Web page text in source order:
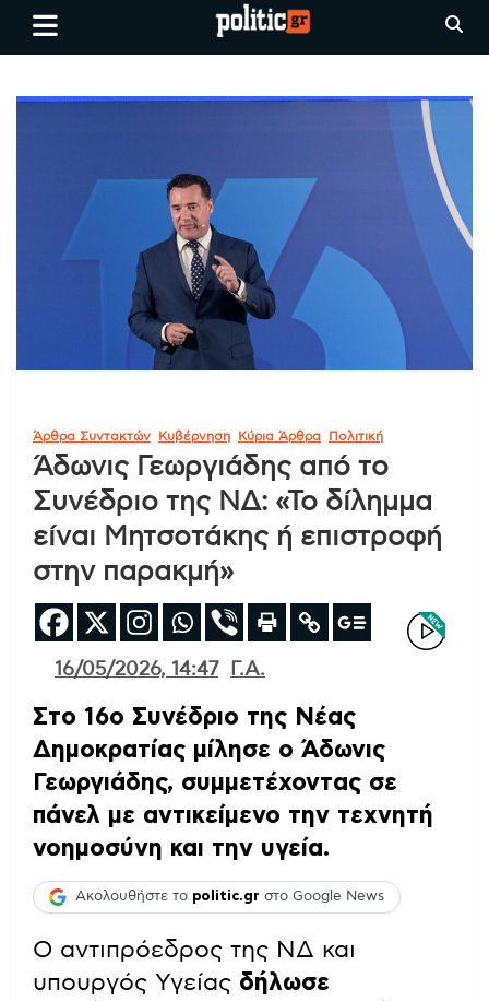
Skip
Ειδήσεις απο τη
Θεσσαλονίκη, την Ελλάδα και
όλο τον Κόσμο
politic.gr
Άρθρα Συντακτών Κυβέρνηση Κύρια Άρθρα Πολιτική
Άδωνις Γεωργιάδης από το
Συνέδριο της ΝΔ: «Το δίλημμα
είναι Μητσοτάκης ή επιστροφή
στην παρακμή»
16/05/2026, 14:47 Γ.Α.
Στο 16ο Συνέδριο της Νέας
Δημοκρατίας μίλησε ο Άδωνις
Γεωργιάδης, συμμετέχοντας σε
πάνελ με αντικείμενο την τεχνητή
νοημοσύνη και την υγεία.
Ακολουθήστε το politic.gr στο Google News
Ο αντιπρόεδρος της ΝΔ και
υπουργός Υγείας δήλωσε